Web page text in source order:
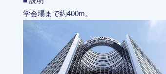
学会場まで約400m。